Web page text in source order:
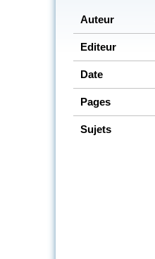
Auteur
Editeur
Date
Pages
Sujets